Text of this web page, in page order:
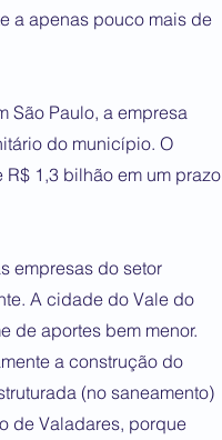
a apenas pouco mais de
São Paulo, a empresa
do município. O
1,3 bilhão em um prazo
empresas do setor
A cidade do Vale do
de aportes bem menor.
a construção do
(no saneamento)
de Valadares, porque